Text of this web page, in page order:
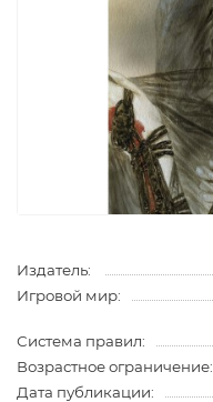
Издатель:
Игровой мир:
Система правил:
Возрастное ограничение:
Дата публикации: